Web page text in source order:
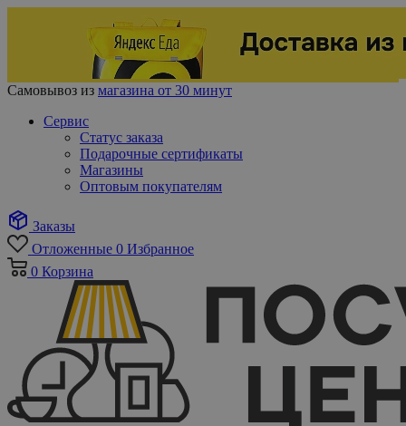
Самовывоз из магазина от 30 минут
Сервис
Статус заказа
Подарочные сертификаты
Магазины
Оптовым покупателям
Заказы
Отложенные 0 Избранное
0 Корзина